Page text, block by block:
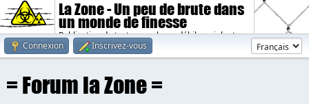
La Zone - Un peu de brute dans
un monde de finesse
Publication de textes sombres, débiles, violents.
Connexion
Inscrivez-vous